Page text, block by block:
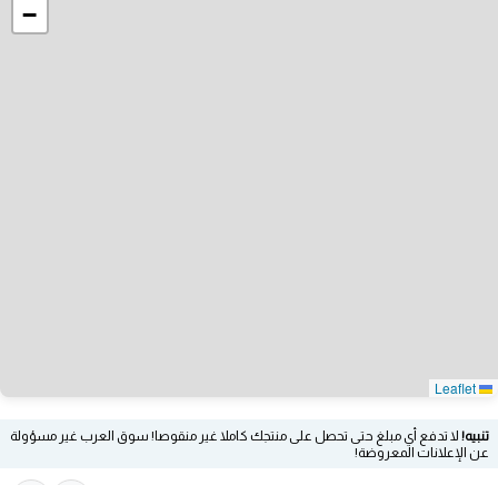
−
تنبيه! لا تدفع أي مبلغ حتى تحصل على منتجك كاملا غير منقوصا! سوق العرب غير مسؤولة
عن الإعلانات المعروضة!